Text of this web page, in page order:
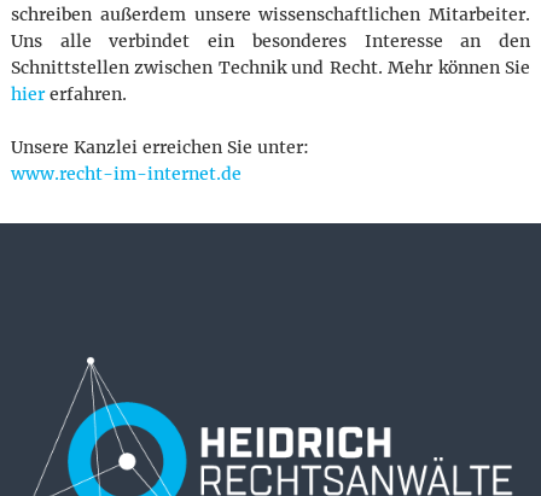
schreiben außerdem unsere wissenschaftlichen Mitarbeiter.
Uns alle verbindet ein besonderes Interesse an den
Schnittstellen zwischen Technik und Recht. Mehr können Sie
hiererfahren.
Unsere Kanzlei erreichen Sie unter:
www.recht-im-internet.de